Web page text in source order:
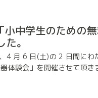
中学生のための
。
月 6 日(土)の 2 日間にわ
器体験会」を開催させて頂